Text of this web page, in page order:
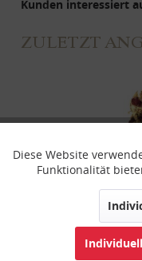
Kunden interessiert
ZULETZT
Funktionale
Diese Website
Funktionalität